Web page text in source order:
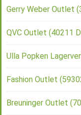
Gerry Weber Outlet
QVC Outlet (40211
Ulla Popken
Fashion Outlet
Breuninger Outlet